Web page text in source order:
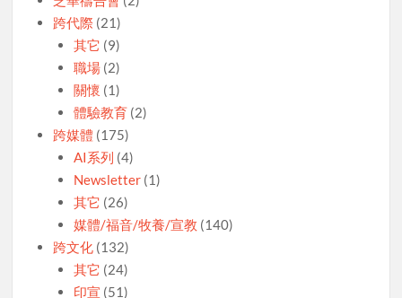
跨代際 (21)
其它 (9)
職場(2)
關懷 (1)
體驗教育(2)
跨媒體 (175)
AI系列 (4)
Newsletter(1)
其它 (26)
媒體/福音/牧養/宣教 (140)
跨文化 (132)
其它 (24)
印宣 (51)